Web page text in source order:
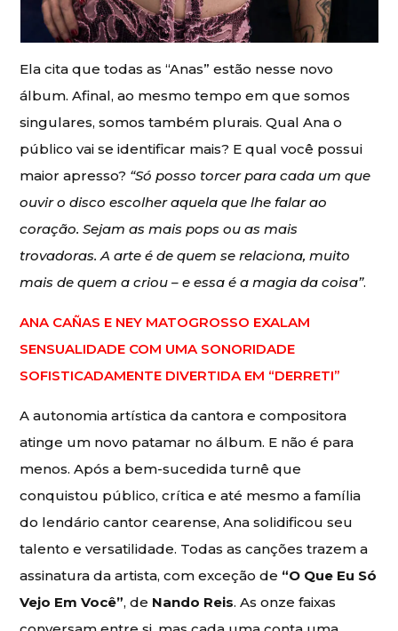
Ela cita que todas as “Anas” estão nesse novo
álbum. Afinal, ao mesmo tempo em que somos
singulares, somos também plurais. Qual Ana o
público vai se identificar mais? E qual você possui
maior apresso? “Só posso torcer para cada um que
ouvir o disco escolher aquela que lhe falar ao
coração. Sejam as mais pops ou as mais
trovadoras. A arte é de quem se relaciona, muito
mais de quem a criou – e essa é a magia da coisa”.
ANA CAÑAS E NEY MATOGROSSO EXALAM
SENSUALIDADE COM UMA SONORIDADE
SOFISTICADAMENTE DIVERTIDA EM “DERRETI”
A autonomia artística da cantora e compositora
atinge um novo patamar no álbum. E não é para
menos. Após a bem-sucedida turnê que
conquistou público, crítica e até mesmo a família
do lendário cantor cearense, Ana solidificou seu
talento e versatilidade. Todas as canções trazem a
assinatura da artista, com exceção de “O Que Eu Só
Vejo Em Você”, de Nando Reis. As onze faixas